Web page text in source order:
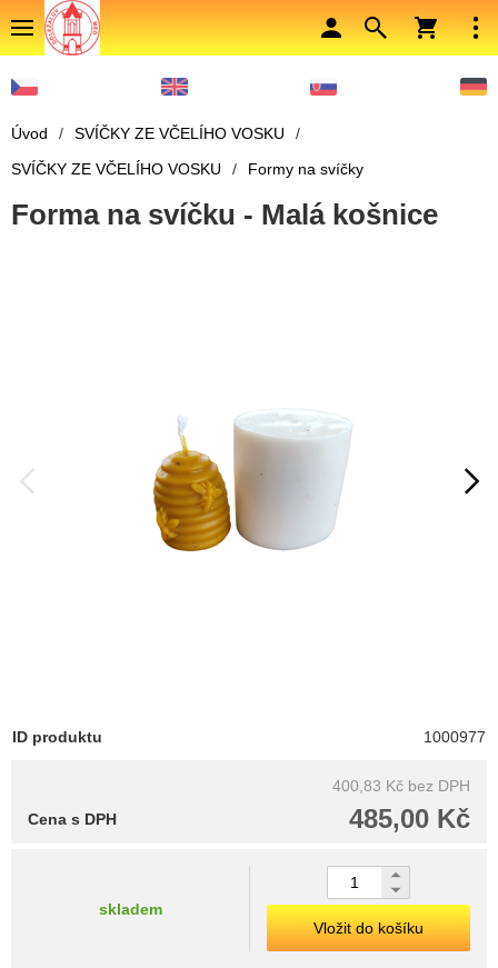
Úvod / SVÍČKY ZE VČELÍHO VOSKU
/
SVÍČKY ZE VČELÍHO VOSKU
/ Formy na svíčky
Forma na svíčku - Malá košnice
ID produktu 1000977
400,83 Kč bez DPH
485,00 Kč
Cena s DPH
skladem
Vložit do košíku